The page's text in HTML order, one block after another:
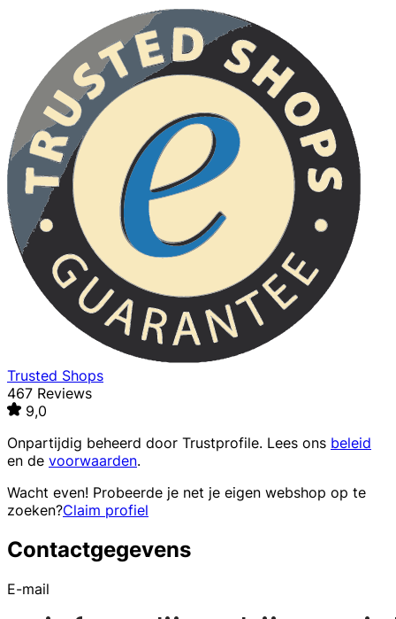
Trusted Shops
467 Reviews
9,0
Onpartijdig beheerd door Trustprofile. Lees ons beleid
en de voorwaarden.
Wacht even! Probeerde je net je eigen webshop op te
zoeken?Claim profiel
Contactgegevens
E-mail